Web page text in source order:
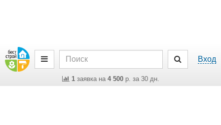
Вход
1заявка на 4 500р. за 30 дн.